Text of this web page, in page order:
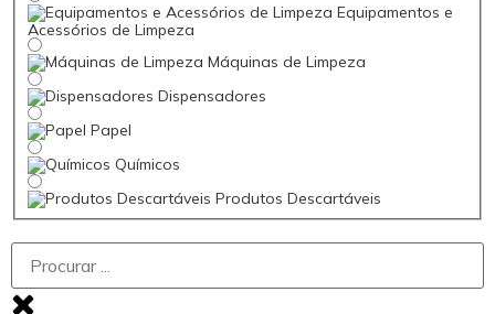
Equipamentos e
Acessórios de Limpeza
Máquinas de Limpeza
Dispensadores
Papel
Químicos
Produtos Descartáveis